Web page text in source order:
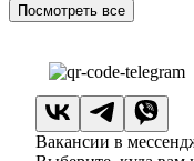
Посмотреть все
Вакансии в